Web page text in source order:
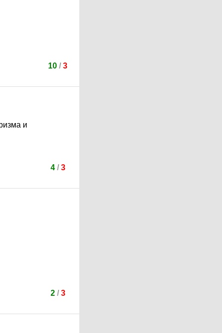
10 / 3
и
4/ 3
2/ 3